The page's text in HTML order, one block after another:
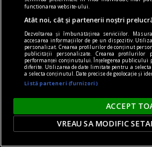
rural și fac naveta este un
obligatoriu. Însă, oscilațiile
puterea de cumpărare.
functionarea website-ului.
Atât noi, cât și partenerii noștri
Dezvoltarea și îmbunătățirea serviciilor.
accesarea informațiilor de pe un dispozitiv.
personalizat. Crearea profilurilor de conținut
publicității personalizate. Crearea profilurilor
performanței conținutului. Înțelegerea
diferite. Utilizarea de date limitate pentru a
a selecta conținutul. Date precise de geolocație și
Listă parteneri (furnizori)
ACCEPT
VREAU SA MODIFIC